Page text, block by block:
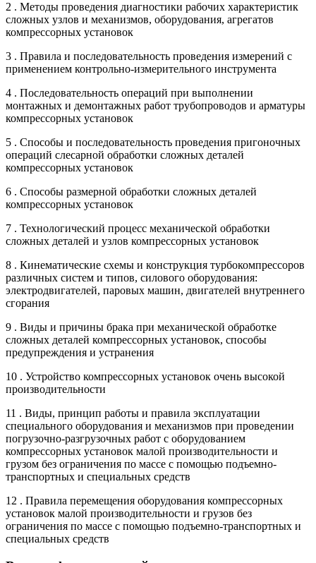
2 . Методы проведения диагностики рабочих характеристик
сложных узлов и механизмов, оборудования, агрегатов
компрессорных установок
3 . Правила и последовательность проведения измерений с
применением контрольно-измерительного инструмента
4 . Последовательность операций при выполнении
монтажных и демонтажных работ трубопроводов и арматуры
компрессорных установок
5 . Способы и последовательность проведения пригоночных
операций слесарной обработки сложных деталей
компрессорных установок
6 . Способы размерной обработки сложных деталей
компрессорных установок
7 . Технологический процесс механической обработки
сложных деталей и узлов компрессорных установок
8 . Кинематические схемы и конструкция турбокомпрессоров
различных систем и типов, силового оборудования:
электродвигателей, паровых машин, двигателей внутреннего
сгорания
9 . Виды и причины брака при механической обработке
сложных деталей компрессорных установок, способы
предупреждения и устранения
10 . Устройство компрессорных установок очень высокой
производительности
11 . Виды, принцип работы и правила эксплуатации
специального оборудования и механизмов при проведении
погрузочно-разгрузочных работ с оборудованием
компрессорных установок малой производительности и
грузом без ограничения по массе с помощью подъемно-
транспортных и специальных средств
12 . Правила перемещения оборудования компрессорных
установок малой производительности и грузов без
ограничения по массе с помощью подъемно-транспортных и
специальных средств